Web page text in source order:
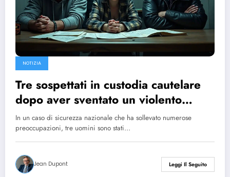
NOTIZIA
Tre sospettati in custodia cautelare
dopo aver sventato un violento
complotto nel nord della Francia
In un caso di sicurezza nazionale che ha sollevato numerose
preoccupazioni, tre uomini sono stati…
Jean Dupont Leggi Il Seguito